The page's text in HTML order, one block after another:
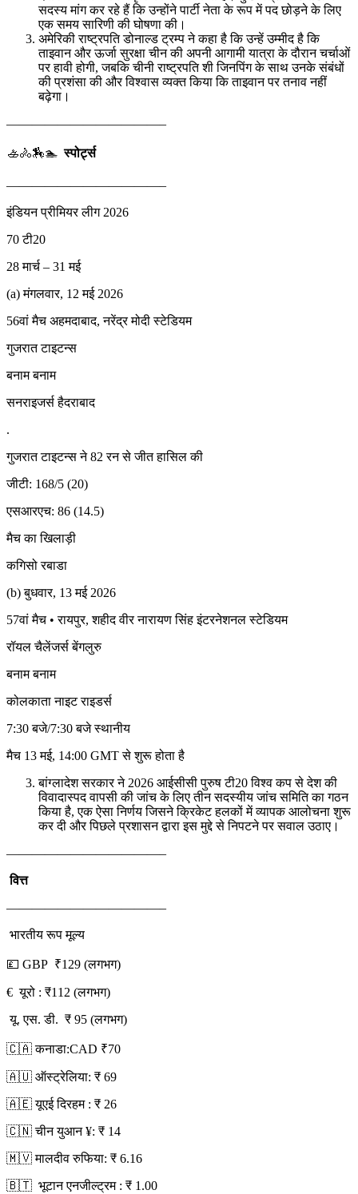
सदस्य मांग कर रहे हैं कि उन्होंने पार्टी नेता के रूप में पद छोड़ने के लिए
एक समय सारिणी की घोषणा की।
अमेरिकी राष्ट्रपति डोनाल्ड ट्रम्प ने कहा है कि उन्हें उम्मीद है कि
ताइवान और ऊर्जा सुरक्षा चीन की अपनी आगामी यात्रा के दौरान चर्चाओं
पर हावी होगी, जबकि चीनी राष्ट्रपति शी जिनपिंग के साथ उनके संबंधों
की प्रशंसा की और विश्वास व्यक्त किया कि ताइवान पर तनाव नहीं
बढ़ेगा।
————————————–
🚣🚴🏇🏊स्पोर्ट्स
————————————–
इंडियन प्रीमियर लीग 2026
70 टी20
28 मार्च – 31 मई
(a) मंगलवार, 12 मई 2026
56वां मैच अहमदाबाद, नरेंद्र मोदी स्टेडियम
गुजरात टाइटन्स
बनाम बनाम
सनराइजर्स हैदराबाद
.
गुजरात टाइटन्स ने 82 रन से जीत हासिल की
जीटी: 168/5 (20)
एसआरएच: 86 (14.5)
मैच का खिलाड़ी
कगिसो रबाडा
(b) बुधवार, 13 मई 2026
57वां मैच • रायपुर, शहीद वीर नारायण सिंह इंटरनेशनल स्टेडियम
रॉयल चैलेंजर्स बेंगलुरु
बनाम बनाम
कोलकाता नाइट राइडर्स
7:30 बजे/7:30 बजे स्थानीय
मैच 13 मई, 14:00 GMT से शुरू होता है
बांग्लादेश सरकार ने 2026 आईसीसी पुरुष टी20 विश्व कप से देश की
विवादास्पद वापसी की जांच के लिए तीन सदस्यीय जांच समिति का गठन
किया है, एक ऐसा निर्णय जिसने क्रिकेट हलकों में व्यापक आलोचना शुरू
कर दी और पिछले प्रशासन द्वारा इस मुद्दे से निपटने पर सवाल उठाए।
————————————–
वित्त
————————————–
भारतीय रूप मूल्य
💷 GBP ₹129 (लगभग)
€ यूरो : ₹112 (लगभग)
यू. एस. डी. ₹ 95 (लगभग)
🇨🇦 कनाडा:CAD ₹70
🇦🇺 ऑस्ट्रेलिया: ₹ 69
🇦🇪 यूएई दिरहम : ₹ 26
🇨🇳 चीन युआन ¥: ₹ 14
🇲🇻 मालदीव रुफिया: ₹ 6.16
🇧🇹 भूटान एनजील्ट्रम : ₹ 1.00